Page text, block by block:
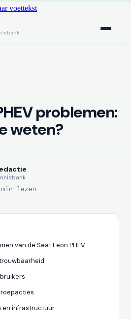
voettekst
problemen:
weten?
lezen
van de Seat Leon PHEV
en infrastructuur